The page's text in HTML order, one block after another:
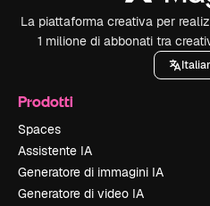
La piattaforma creativa per
1 milione di abbonati tra
Prodotti
Spaces
Assistente IA
Generatore di immagini IA
Generatore di video IA